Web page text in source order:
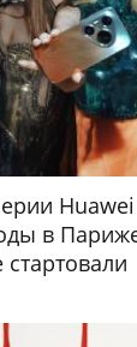
Huawei
в